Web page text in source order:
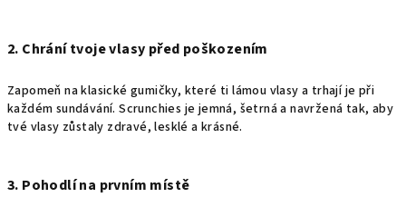
2. Chrání tvoje vlasy před poškozením
Zapomeň na klasické gumičky, které ti lámou vlasy a trhají je při
každém sundávání. Scrunchies je jemná, šetrná a navržená tak, aby
tvé vlasy zůstaly zdravé, lesklé a krásné.
3. Pohodlí na prvním místě